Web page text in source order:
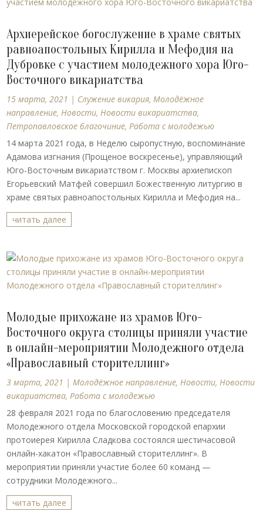
Архиерейское богослужение в храме святых
равноапостольных Кирилла и Мефодия на
Дубровке с участием молодежного хора Юго-
Восточного викариатства
15 марта, 2021 | Cлужение викария,Молодёжное
направление,Новости,Новости викариатства,
Петропавловское благочиние,Работа с молодежью
14 марта 2021 года, в Неделю сыропустную, воспоминание
Адамова изгнания (Прощеное воскресенье), управляющий
Юго-Восточным викариатством г. Москвы архиепископ
Егорьевский Матфей совершил Божественную литургию в
храме святых равноапостольных Кирилла и Мефодия на...
читать далее
Молодые прихожане из храмов Юго-
Восточного округа столицы приняли участие
в онлайн-мероприятии Молодежного отдела
«Православный сторителлинг»
3 марта, 2021 |Молодёжное направление,Новости,Новости
викариатства,Работа с молодежью
28 февраля 2021 года по благословению председателя
Молодежного отдела Московской городской епархии
протоиерея Кирилла Сладкова состоялся шестичасовой
онлайн-хакатон «Православный сторителлинг». В
мероприятии приняли участие более 60 команд —
сотрудники Молодежного...
читать далее